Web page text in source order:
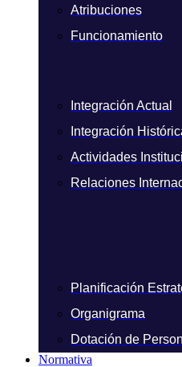
Atribuciones
Funcionamiento
Integración Actual
Integración
Actividades
Relaciones
Planificación
Organigrama
Dotación de
Normativa